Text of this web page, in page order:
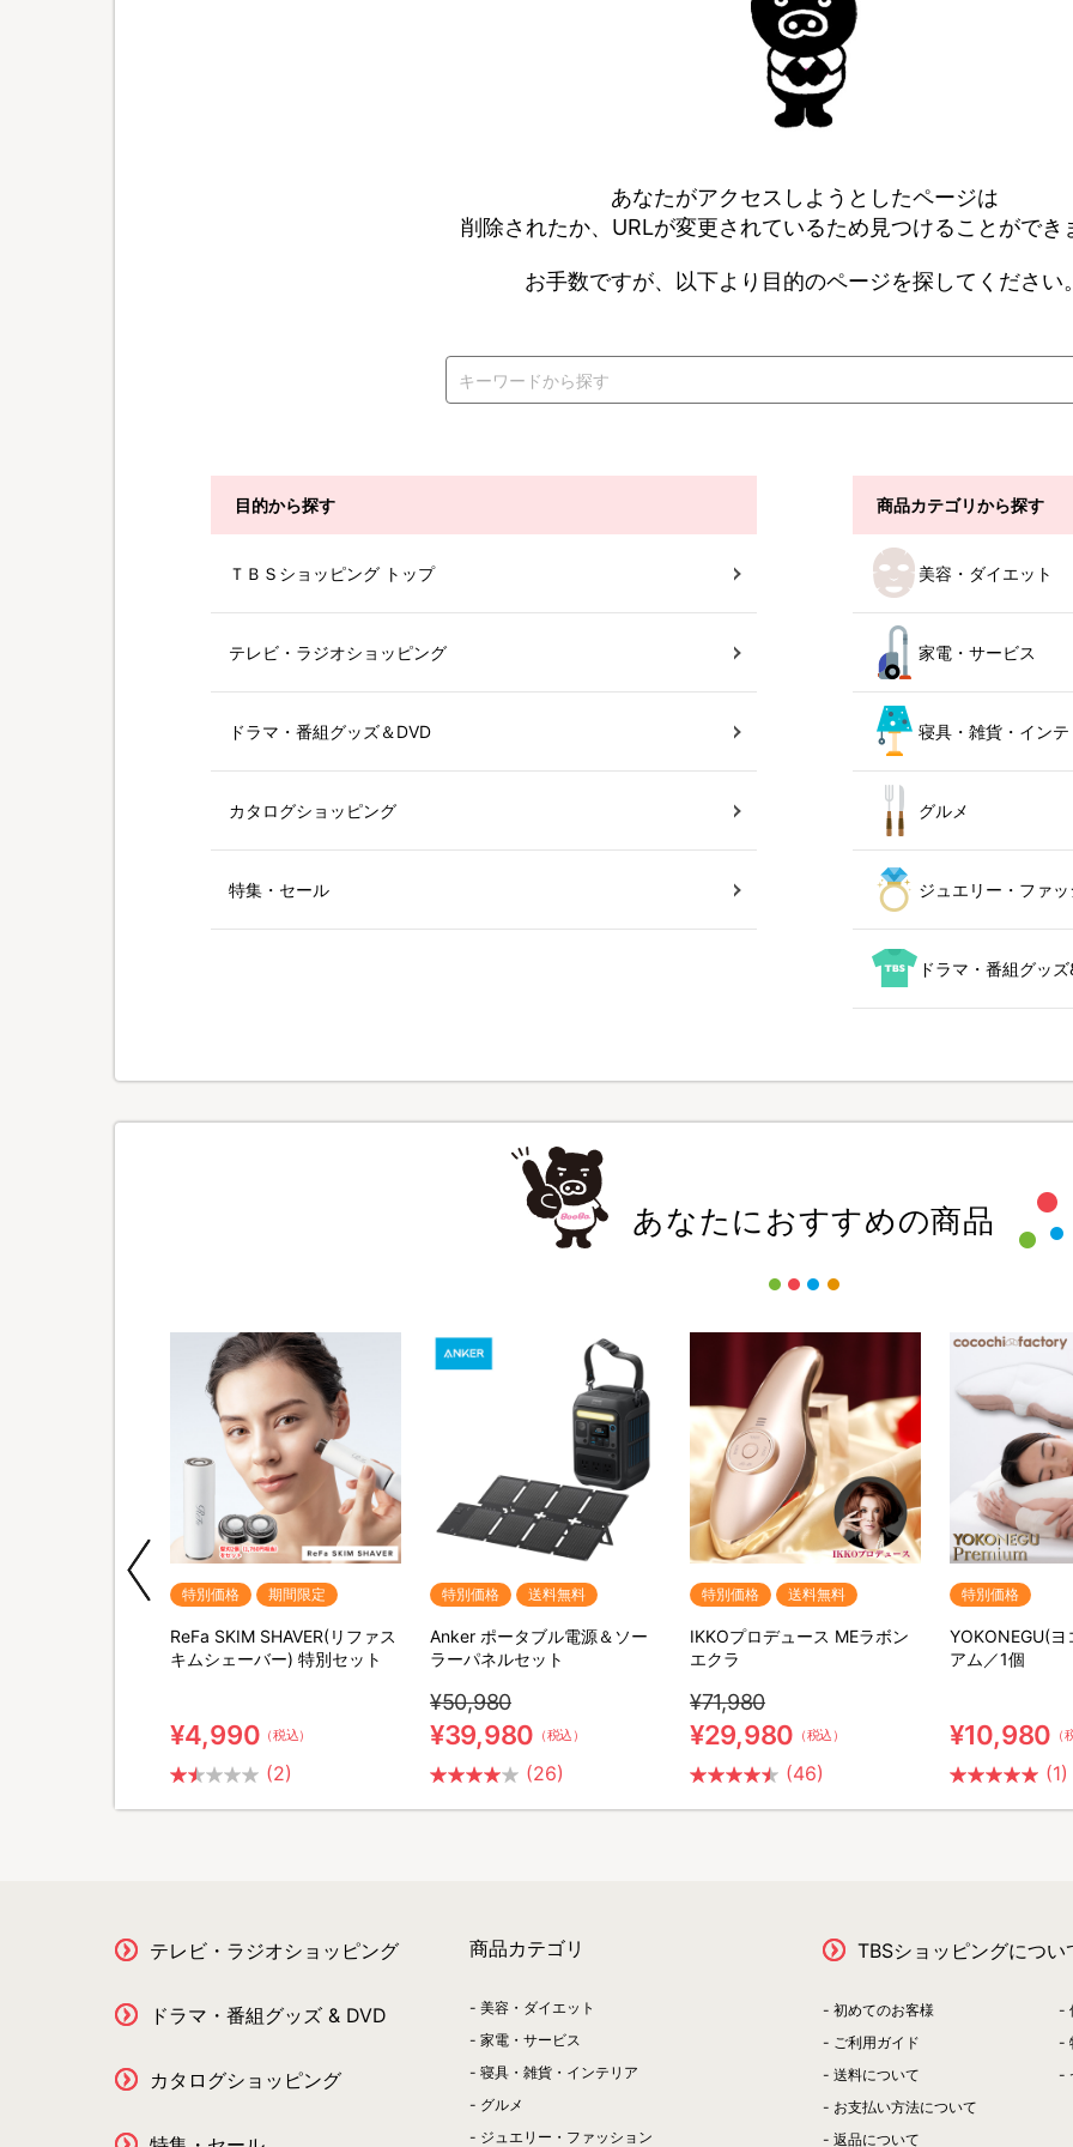
あなたがアクセスしようとしたページは
削除されたか、URLが変更されているため見つけることができ
お手数ですが、以下より目的のページを探してください
目的から探す
ＴＢＳショッピング トップ
テレビ・ラジオショッピング
ドラマ・番組グッズ＆DVD
カタログショッピング
特集・セール
商品カテゴリから探す
美容・ダイエット
家電・サービス
寝具・雑貨・イン
グルメ
ジュエリー・ファ
ドラマ・番組グッ
あなたにおすすめの商品
特別価格 期間限定
ReFa SKIM SHAVER(リファス
キムシェーバー) 特別セット
¥4,990 （税込）
(2)
特別価格 送料無料
Anker ポータブル電源＆ソー
ラーパネルセット
¥50,980
¥39,980 （税込）
(26)
特別価格 送料無料
IKKOプロデュース MEラボン
エクラ
¥71,980
¥29,980 （税込）
(46)
特別価格
YOKONEGU(
アム／1個
¥10,980
(1)
テレビ・ラジオショッピング
ドラマ・番組グッズ & DVD
カタログショッピング
商品カテゴリ
美容・ダイエット
家電・サービス
寝具・雑貨・インテリア
グルメ
ジュエリー・ファッション
TBSショッピングについ
初めてのお客様
ご利用ガイド
送料について
お支払い方法について
返品について